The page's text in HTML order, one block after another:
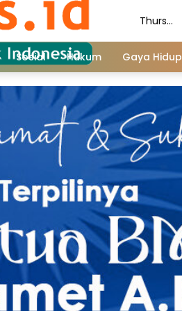
Thursd
August
6, 2026
Sosial Hukum Gaya Hidup